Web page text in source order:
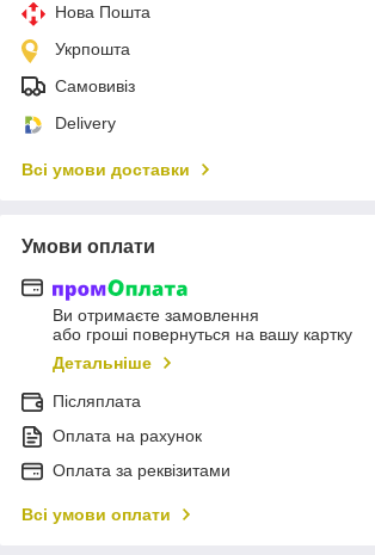
Нова Пошта
Укрпошта
Самовивіз
Delivery
Всі умови доставки
Умови оплати
Ви отримаєте замовлення
або гроші повернуться на вашу картку
Детальніше
Післяплата
Оплата на рахунок
Оплата за реквізитами
Всі умови оплати